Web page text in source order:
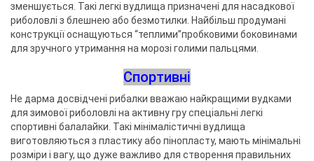
зменшується. Такі легкі вудлища призначені для насадкової
риболовлі з блешнею або безмотилки. Найбільш продумані
конструкції оснащуються “теплими”пробковими боковинами
для зручного утримання на морозі голими пальцями.
Спортивні
Не дарма досвідчені рибалки вважаю найкращими вудками
для зимової риболовлі на активну гру спеціальні легкі
спортивні балалайки. Такі мінімалістичні вудлища
виготовляються з пластику або пінопласту, мають мінімальні
розміри і вагу, що дуже важливо для створення правильних